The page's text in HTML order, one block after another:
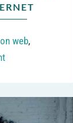
web,